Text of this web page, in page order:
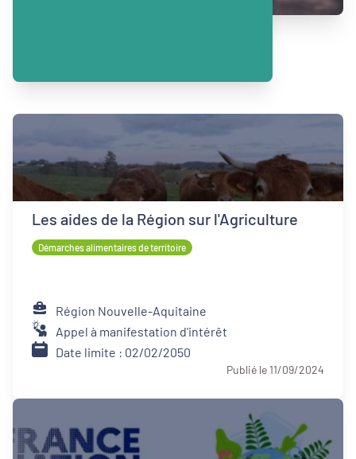
Les aides de la Région sur l'Agriculture
Démarches alimentaires de territoire
Région Nouvelle-Aquitaine
Appel à manifestation d'intérêt
Date limite : 02/02/2050
Publié le 11/09/2024